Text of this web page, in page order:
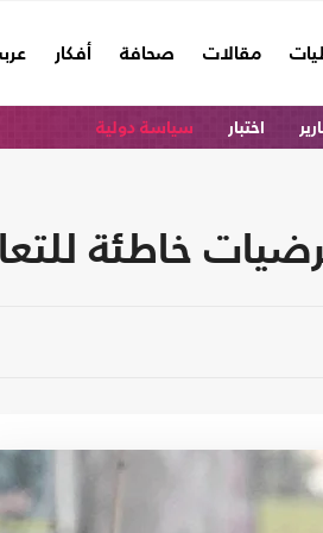
مقالات صحافة أفكار
اختبار سياسة دولية
خاطئة